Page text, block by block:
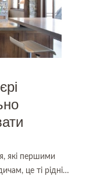
які першими
це ті рідні…